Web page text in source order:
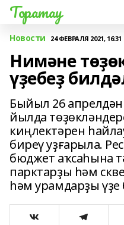
Торатау
Новости 24 ФЕВРАЛЯ 2021, 16:31
Нимәне
үҙебеҙ
Быйыл 26
йылда
киңлектәрен
биреү уҙғарыла.
бюджет аҡсаһына
парктарҙы һәм
һәм урамдарҙы үҙе